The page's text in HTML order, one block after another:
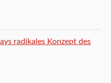
radikales Konzept des